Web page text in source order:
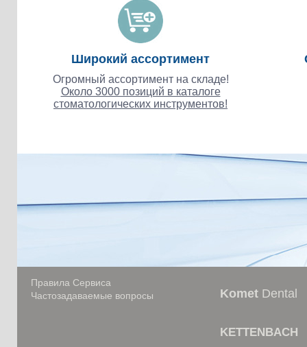
Широкий ассортимент
Огромный ассортимент на складе!
Около 3000 позиций в каталоге
стоматологических инструментов!
Правила Сервиса
Частозадаваемые вопросы
Komet Dental
KETTENBACH